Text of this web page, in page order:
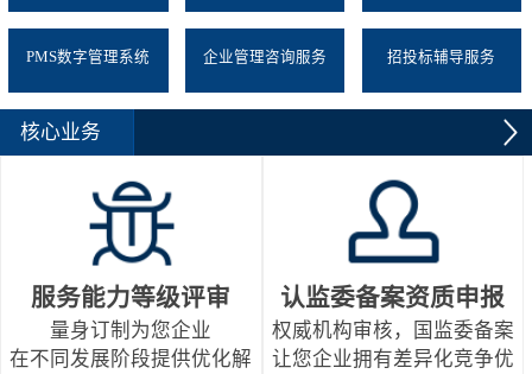
PMS数字管理系统 企业管理咨询服务 招投标辅导服务
核心业务
服务能力等级评审
量身订制为您企业
在不同发展阶段提供优化解
认监委备案资质申报
权威机构审核，国监委备案
让您企业拥有差异化竞争优